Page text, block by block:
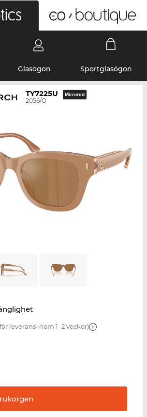
Glasögon Sportglasögon
TY7225U
2056/O
Mirrored
leverans inom 1–2 veckor)